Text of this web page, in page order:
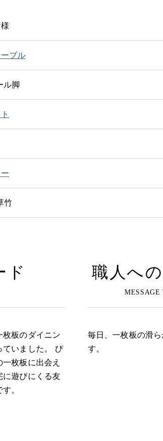
ブル
ル脚
竹
ド
板のダイニン
ていました。 ぴ
枚板に出会え
に遊びにくる友
。
職人へ
毎日、一枚板の滑
す。